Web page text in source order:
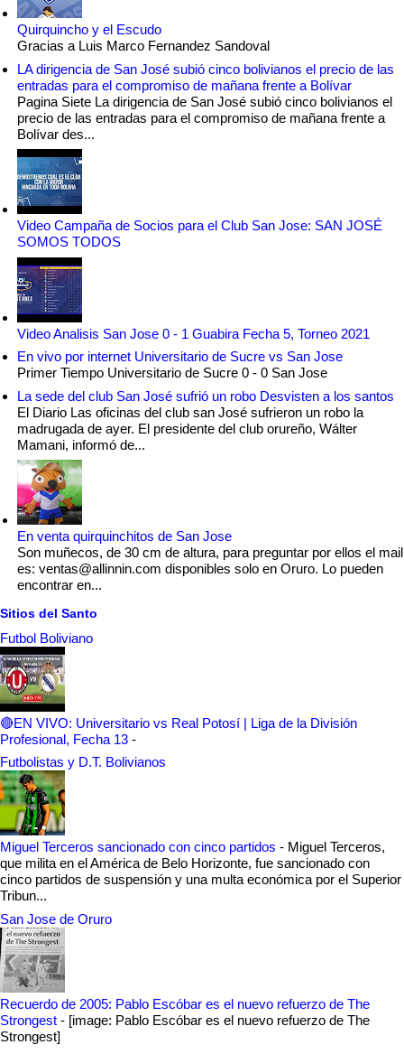
Quirquincho y el Escudo
Gracias a Luis Marco Fernandez Sandoval
LA dirigencia de San José subió cinco bolivianos el precio de las
entradas para el compromiso de mañana frente a Bolívar
Pagina Siete La dirigencia de San José subió cinco bolivianos el
precio de las entradas para el compromiso de mañana frente a
Bolívar des...
Video Campaña de Socios para el Club San Jose: SAN JOSÉ
SOMOS TODOS
Video Analisis San Jose 0 - 1 Guabira Fecha 5, Torneo 2021
En vivo por internet Universitario de Sucre vs San Jose
Primer Tiempo Universitario de Sucre 0 - 0 San Jose
La sede del club San José sufrió un robo Desvisten a los santos
El Diario Las oficinas del club san José sufrieron un robo la
madrugada de ayer. El presidente del club orureño, Wálter
Mamani, informó de...
En venta quirquinchitos de San Jose
Son muñecos, de 30 cm de altura, para preguntar por ellos el mail
es: ventas@allinnin.com disponibles solo en Oruro. Lo pueden
encontrar en...
Sitios del Santo
Futbol Boliviano
🔴EN VIVO: Universitario vs Real Potosí | Liga de la División
Profesional, Fecha 13 -
Futbolistas y D.T. Bolivianos
Miguel Terceros sancionado con cinco partidos - Miguel Terceros,
que milita en el América de Belo Horizonte, fue sancionado con
cinco partidos de suspensión y una multa económica por el Superior
Tribun...
San Jose de Oruro
Recuerdo de 2005: Pablo Escóbar es el nuevo refuerzo de The
Strongest - [image: Pablo Escóbar es el nuevo refuerzo de The
Strongest]